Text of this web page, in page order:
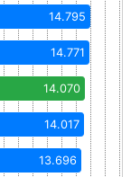
14.795
14.771
14.070
14.017
13.696